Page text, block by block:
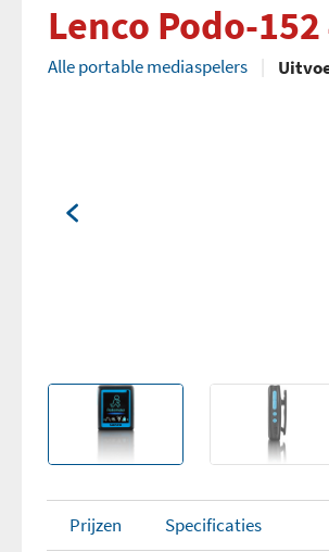
Lenco Podo-152
Alle portable mediaspelers
Prijzen Specificaties